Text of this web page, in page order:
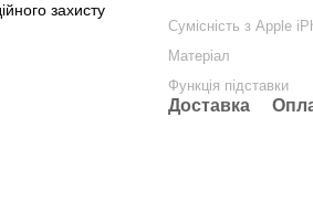
захисту
Сумісність з Apple
Матеріал
Функція підставки
Доставка